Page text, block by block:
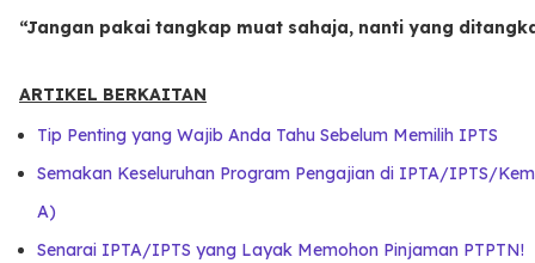
“Jangan pakai tangkap muat sahaja, nanti yang
ARTIKEL BERKAITAN
Tip Penting yang Wajib Anda Tahu Sebelum Memilih IPTS
Semakan Keseluruhan Program Pengajian di IPTA/IPTS/
A)
Senarai IPTA/IPTS yang Layak Memohon Pinjaman PTPTN!